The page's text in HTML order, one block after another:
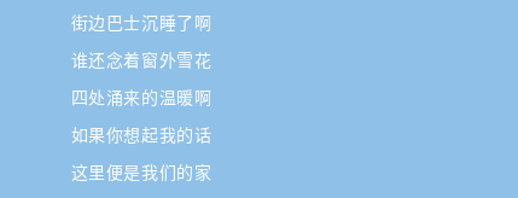
街边巴士沉睡了啊
谁还念着窗外雪花
四处涌来的温暖啊
如果你想起我的话
这里便是我们的家